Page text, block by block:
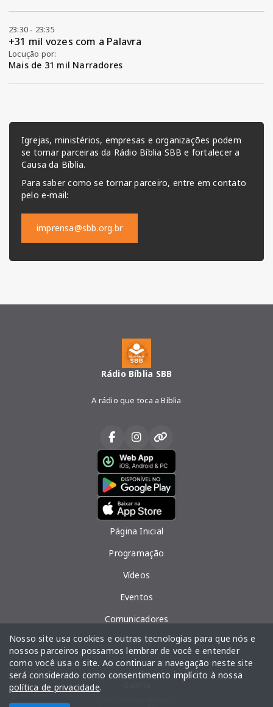
23:30 - 23:35
+31 mil vozes com a Palavra
Locução por:
Mais de 31 mil Narradores
Igrejas, ministérios, empresas e organizações podem
se tornar parceiras da Rádio Bíblia SBB e fortalecer a
Causa da Bíblia.
Para saber como se tornar parceiro, entre em contato
pelo e-mail:
imprensa@sbb.org.br
Rádio Bíblia SBB
A rádio que toca a Bíblia
Página Inicial
Programação
Vídeos
Eventos
Comunicadores
Contato
Quem Somos
Nosso site usa cookies e outras tecnologias para que nós e
nossos parceiros possamos lembrar de você e entender
como você usa o site. Ao continuar a navegação neste site
será considerado como consentimento implícito à nossa
política de privacidade.